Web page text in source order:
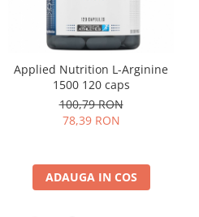
Applied Nutrition L-Arginine
1500 120 caps
100,79 RON
78,39 RON
ADAUGA IN COS